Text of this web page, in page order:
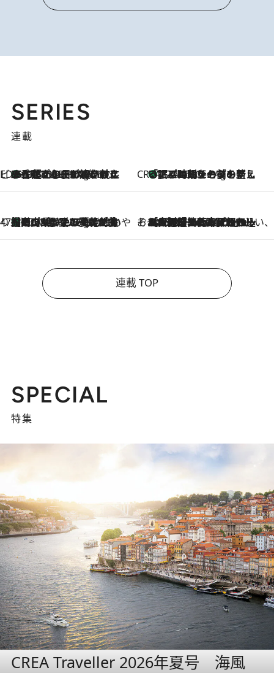
SERIES
連載
ビューティいいもの集め EDITORS' BEST
17 Minutes Ago
35℃超えの日の夜、枕にひと吹き！ BAUMのルームスプレーが、ひのきの香りで心まで解きほぐす CREA'S CHOICE
17 Minutes Ago
「眠る時刻をセットする」——眠りの前を整える、バルミューダの新しいアプローチ
47都道府県の手みやげ ひんやりスイーツで夏を満喫
17 Minutes Ago
【岡山県】この夏絶対食べたい 冷やしておいしいおやつ3選 フルーツが主役のプリンやアイスが勢揃い そおだよおこの関西おいしい、おやつ紀行
2026.8.9
［大阪府箕面市］一皿一皿目の前で仕上げられる、料理を巧みに組み込んだアシェットデセールコース「ミチル アシェット デセール（Michiru assiette dessert）」
連載 TOP
SPECIAL
特集
CREA Traveller 2026年夏号 海風